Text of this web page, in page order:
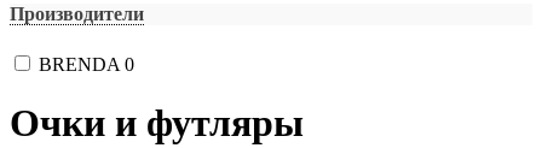
Производители
BRENDA 0
Очки и футляры